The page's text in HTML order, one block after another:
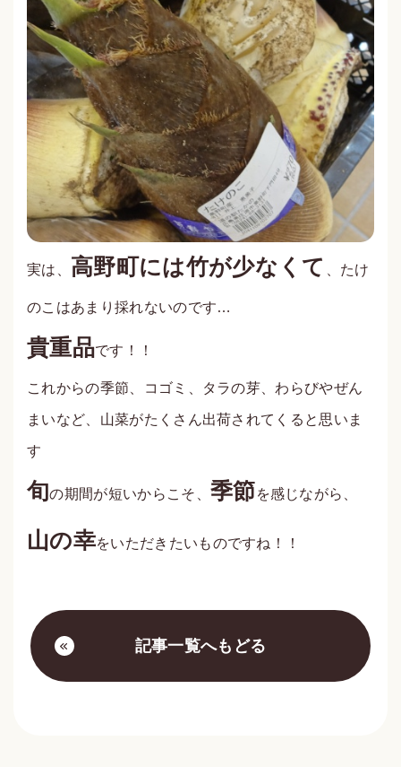
実は 高野町には竹が少なくて 、たけ
のこはあまり採れないのです…
貴重品です！！
これからの季節、コゴミ、タラの芽、わらびやぜん
まいなど、山菜がたくさん出荷されてくると思いま
す
旬の期間が短いからこそ、 季節を感じながら、
山の幸をいただきたいものですね！！
記事一覧へもどる